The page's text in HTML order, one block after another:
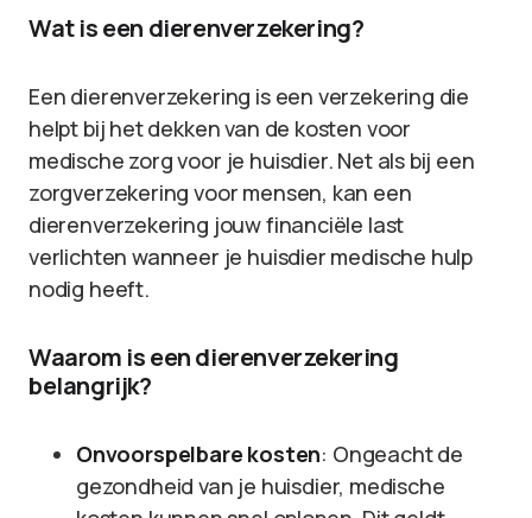
Wat is een dierenverzekering?
Een dierenverzekering is een verzekering die
helpt bij het dekken van de kosten voor
medische zorg voor je huisdier. Net als bij een
zorgverzekering voor mensen, kan een
dierenverzekering jouw financiële last
verlichten wanneer je huisdier medische hulp
nodig heeft.
Waarom is een dierenverzekering
belangrijk?
Onvoorspelbare kosten: Ongeacht de
gezondheid van je huisdier, medische